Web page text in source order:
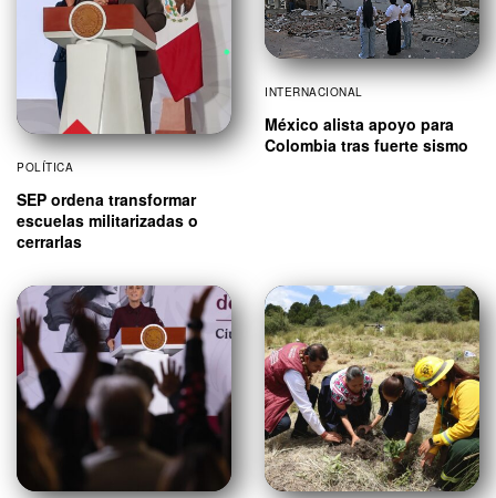
POLÍTICA
SEP ordena transformar
escuelas militarizadas o
cerrarlas
INTERNACIONAL
México alista apoyo para
Colombia tras fuerte sismo